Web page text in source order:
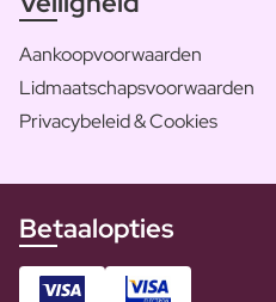
Aankoopvoorwaarden
Lidmaatschapsvoorwaarden
Privacybeleid & Cookies
Betaalopties